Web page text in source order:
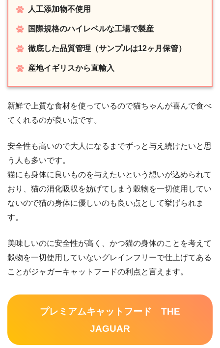
人工添加物不使用
国際規格のハイレベルな工場で製産
徹底した品質管理（サンプルは12ヶ月保管）
産地イギリスから直輸入
新鮮で上質な食材を使っているので猫ちゃんが喜んで食べ
てくれるのが良い点です。
安全性も高いので大人になるまでずっと与え続けたいと思
う人も多いです。
猫にも身体に良いものを与えたいという想いが込められて
おり、猫の消化吸収を妨げてしまう穀物を一切使用してい
ないので猫の身体に優しいのも良い点として挙げられま
す。
美味しいのに安全性が高く、かつ猫の身体のことを考えて
穀物を一切使用していないグレインフリーで仕上げてある
ことがジャガーキャットフードの利点と言えます。
プレミアムキャットフード THE
JAGUAR